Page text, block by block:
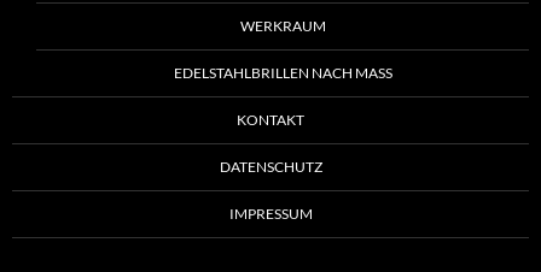
WERKRAUM
EDELSTAHLBRILLEN NACH MASS
KONTAKT
DATENSCHUTZ
IMPRESSUM